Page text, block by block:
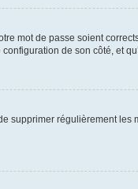
mot de passe soient
de son côté, et
supprimer régulièrement